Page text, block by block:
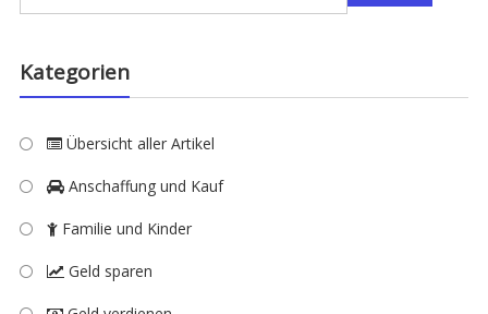
nach:
Kategorien
Übersicht aller Artikel
Anschaffung und Kauf
Familie und Kinder
Geld sparen